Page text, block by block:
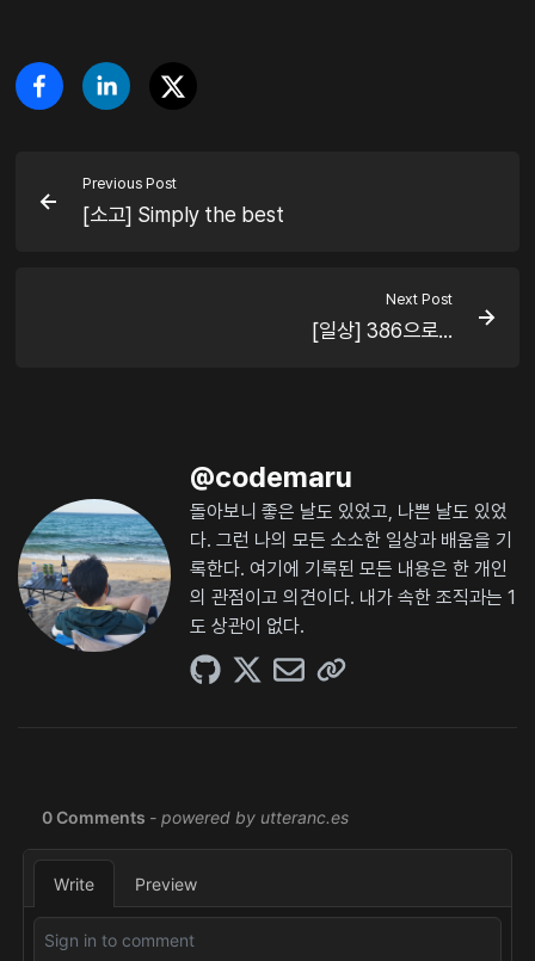
Previous Post
[소고] Simply the best
Next Post
[일상] 386으로...
@codemaru
돌아보니 좋은 날도 있었고, 나쁜 날도 있었
다. 그런 나의 모든 소소한 일상과 배움을 기
록한다. 여기에 기록된 모든 내용은 한 개인
의 관점이고 의견이다. 내가 속한 조직과는 1
도 상관이 없다.